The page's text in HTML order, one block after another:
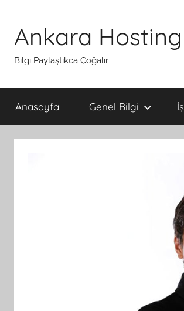
Ankara Hosting
Bilgi Paylaştıkca Çoğalır
Anasayfa Genel Bilgi